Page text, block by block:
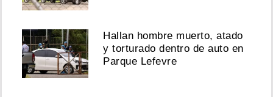
Hallan hombre muerto, atado
y torturado dentro de auto en
Parque Lefevre